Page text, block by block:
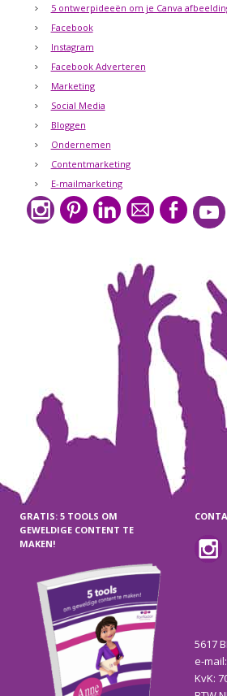
5 ontwerpideeën om je Canva
Facebook
Instagram
Facebook Adverteren
Marketing
Social Media
Bloggen
Ondernemen
Contentmarketing
E-mailmarketing
GRATIS: 5 TOOLS OM
GEWELDIGE CONTENT TE
MAKEN!
5617
e-mail:
KvK: